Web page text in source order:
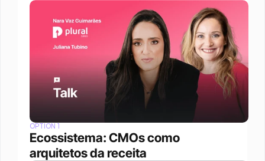
OPTION 1
Ecossistema: CMOs como
arquitetos da receita